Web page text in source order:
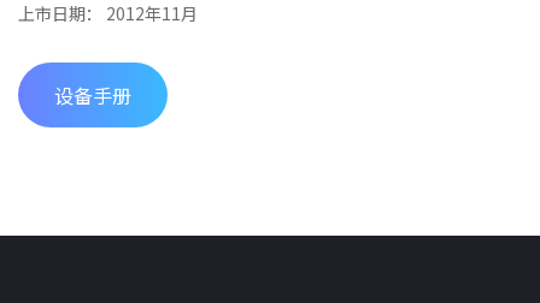
上市日期： 2012年11月
设备手册